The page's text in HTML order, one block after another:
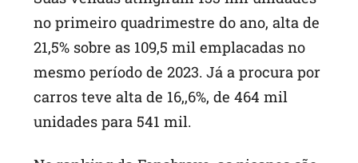
no primeiro quadrimestre do ano, alta de
21,5% sobre as 109,5 mil emplacadas no
mesmo período de 2023. Já a procura por
carros teve alta de 16,,6%, de 464 mil
unidades para 541 mil.